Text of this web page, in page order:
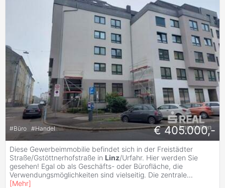
#Büro #Handel € 405.000,-
Diese Gewerbeimmobilie befindet sich in der Freistädter
Straße/Gstöttnerhofstraße in Linz/Urfahr. Hier werden Sie
gesehen! Egal ob als Geschäfts- oder Bürofläche, die
Verwendungsmöglichkeiten sind vielseitig. Die zentrale...
[Mehr]